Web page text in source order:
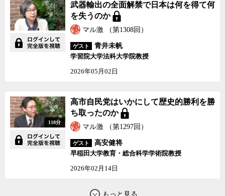
武器輸出の全面解禁で日本は何を得て何
を失うのか
マル激 （第1308回）
ゲスト
青井未帆
学習院大学法科大学院教授
2026年05月02日
118分
高市自民党はいかにして歴史的勝利を勝
ち取ったのか
マル激 （第1297回）
ゲスト
高安健将
早稲田大学教育・総合科学学術院教授
2026年02月14日